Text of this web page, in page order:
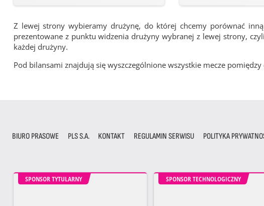
Z lewej strony wybieramy drużynę, do której chcemy porównać
prezentowane z punktu widzenia drużyny wybranej z lewej strony,
każdej drużyny.
Pod bilansami znajdują się wyszczególnione wszystkie mecze
BIURO PRASOWE PLS S.A. KONTAKT REGULAMIN SERWISU POLITYKA
SPONSOR TYTULARNY SPONSOR TECHNOLOGICZNY